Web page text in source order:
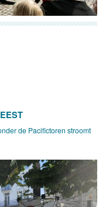
de Pacifictoren stroomt